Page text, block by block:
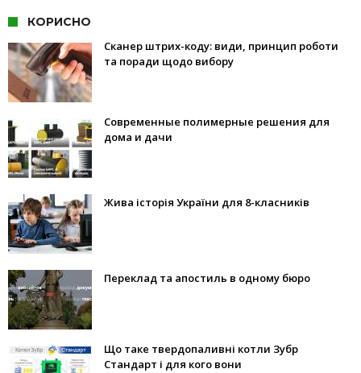
КОРИСНО
Сканер штрих-коду: види, принцип роботи
та поради щодо вибору
Современные полимерные решения для
дома и дачи
Жива історія України для 8-класників
Переклад та апостиль в одному бюро
Що таке твердопаливні котли Зубр
Стандарт і для кого вони